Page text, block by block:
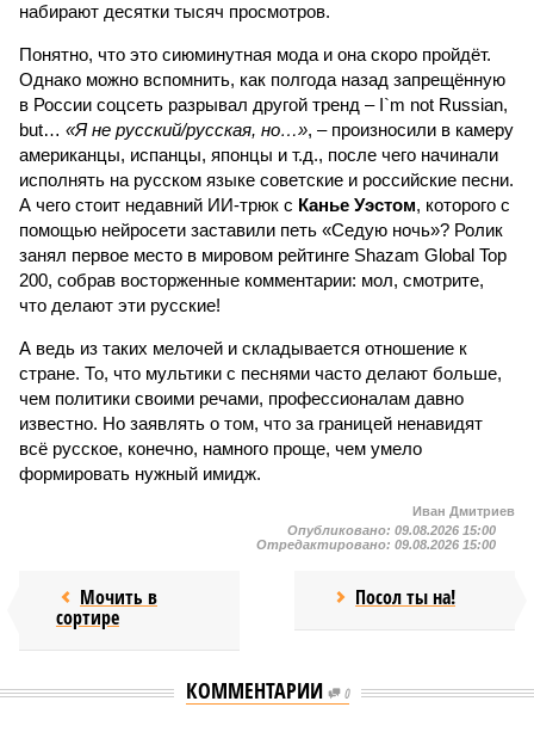
набирают десятки тысяч просмотров.
Понятно, что это сиюминутная мода и она скоро пройдёт.
Однако можно вспомнить, как полгода назад запрещённую
в России соцсеть разрывал другой тренд – I`m not Russian,
but… «Я не русский/русская, но…», – произносили в камеру
американцы, испанцы, японцы и т.д., после чего начинали
исполнять на русском языке советские и российские песни.
А чего стоит недавний ИИ-трюк с Канье Уэстом, которого с
помощью нейросети заставили петь «Седую ночь»? Ролик
занял первое место в мировом рейтинге Shazam Global Top
200, собрав восторженные комментарии: мол, смотрите,
что делают эти русские!
А ведь из таких мелочей и складывается отношение к
стране. То, что мультики с песнями часто делают больше,
чем политики своими речами, профессионалам давно
известно. Но заявлять о том, что за границей ненавидят
всё русское, конечно, намного проще, чем умело
формировать нужный имидж.
Иван Дмитриев
Опубликовано: 09.08.2026 15:00
Отредактировано: 09.08.2026 15:00
Мочить в
сортире
Посол ты на!
КОММЕНТАРИИ 0